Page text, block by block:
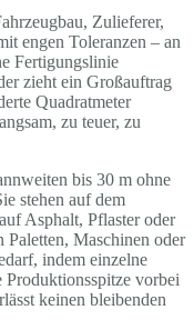
Zulieferer,
engen Toleranzen – an
Fertigungslinie
zieht ein Großauftrag
Quadratmeter
zu teuer, zu
bis 30 m ohne
stehen auf dem
Asphalt, Pflaster oder
Paletten, Maschinen oder
indem einzelne
Produktionsspitze vorbei
keinen bleibenden